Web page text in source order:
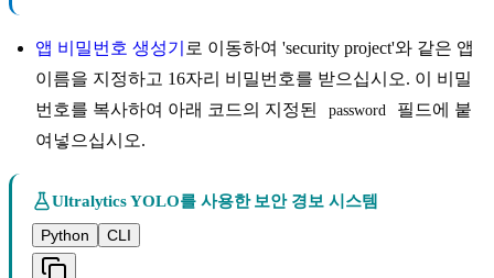
앱 비밀번호 생성기 로 이동하여 'security project'와 같은 앱
이름을 지정하고 16자리 비밀번호를 받으십시오. 이 비밀
번호를 복사하여 아래 코드의 지정된
password
필드에 붙
여넣으십시오.
Ultralytics YOLO를 사용한 보안 경보 시스템
Python
CLI